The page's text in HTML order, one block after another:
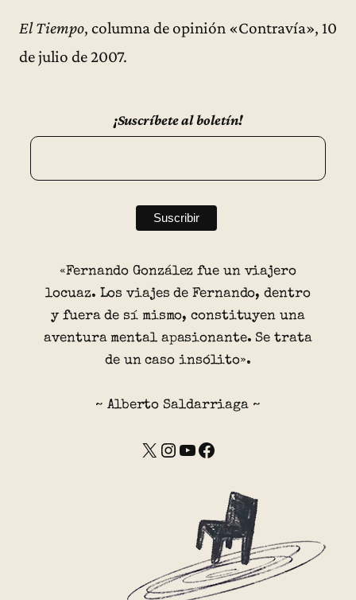
El Tiempo, columna de opinión «Contravía», 10
de julio de 2007.
¡Suscríbete al boletín!
«Fernando González fue un viajero
locuaz. Los viajes de Fernando, dentro
y fuera de sí mismo, constituyen una
aventura mental apasionante. Se trata
de un caso insólito».
~ Alberto Saldarriaga ~
X Instagram YouTube Facebook